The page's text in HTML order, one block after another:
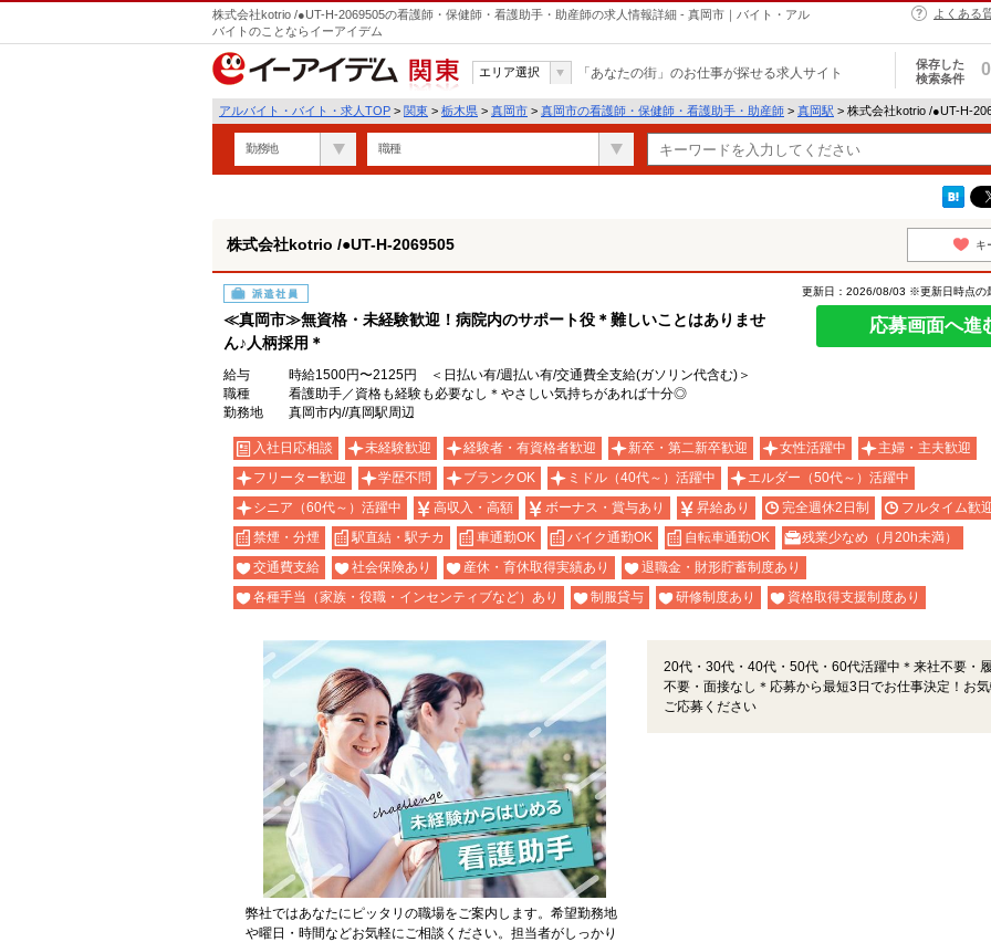
株式会社kotrio /●UT-H-2069505の看護師・保健師・看護助手・助産師の求人情報詳細 - 真岡市｜バイト・アル
バイトのことならイーアイデム
よくある
関東
エリア選択 「あなたの街」のお仕事が探せる求人サイト
保存した
検索条件
0
アルバイト・バイト・求人TOP > 関東 > 栃木県 > 真岡市 > 真岡市の看護師・保健師・看護助手・助産師 > 真岡駅 > 株式会社kotrio /●UT-H-
勤務地 職種
株式会社kotrio /●UT-H-2069505 キ
派遣社員
≪真岡市≫無資格・未経験歓迎！病院内のサポート役＊難しいことはありませ
ん♪人柄採用＊
更新日：2026/08/03 ※更新日時点の
応募画面へ進
給与
時給1500円〜2125円 ＜日払い有/週払い有/交通費全支給(ガソリン代含む)＞
職種
看護助手／資格も経験も必要なし＊やさしい気持ちがあれば十分◎
勤務地
真岡市内//真岡駅周辺
入社日応相談 未経験歓迎 経験者・有資格者歓迎 新卒・第二新卒歓迎 女性活躍中
主婦・主夫歓迎
フリーター歓迎
学歴不問 ブランクOK ミドル（40代～）活躍中
エルダー（50代～）活躍中
シニア（60代～）活躍中
高収入・高額 ボーナス・賞与あり 昇給あり 完全週休2日制
フルタイム歓
禁煙・分煙
駅直結・駅チカ 車通勤OK バイク通勤OK 自転車通勤OK
残業少なめ（月20h未満）
交通費支給
社会保険あり 産休・育休取得実績あり
退職金・財形貯蓄制度あり
各種手当（家族・役職・インセンティブなど）あり
制服貸与 研修制度あり 資格取得支援制度あり
弊社ではあなたにピッタリの職場をご案内します。希望勤務地
や曜日・時間などお気軽にご相談ください。担当者がしっかり
20代・30代・40代・50代・60代活躍中＊来社不要・
不要・面接なし＊応募から最短3日でお仕事決定！お
ご応募ください